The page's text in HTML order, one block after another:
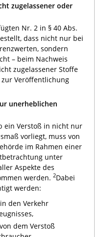
zugelassener oder
Nr. 2 in § 40 Abs.
dass nicht nur bei
sondern
– beim Nachweis
zugelassener Stoffe
Veröffentlichung
unerheblichen
ein Verstoß in nicht nur
vorliegt, muss von
im Rahmen einer
unter
Aspekte des
werden. 2Dabei
werden:
den Verkehr
dem Verstoß